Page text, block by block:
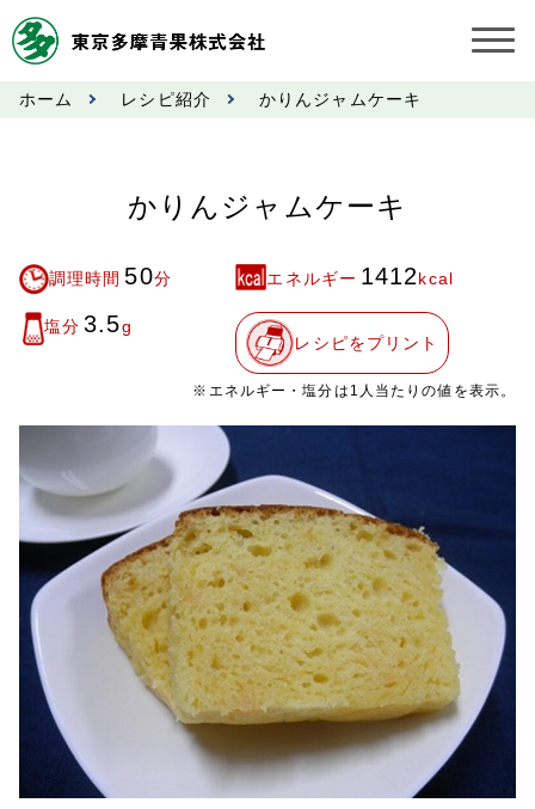
お知らせ
市況情報
奨励金受託手数料
営業日カレンダー
会社案内
多摩青果便り
採用情報
アクセス
ホーム レシピ紹介 かりんジャムケーキ
かりんジャムケーキ
調理時間 50分 エネルギー 1412kcal
塩分 3.5g
レシピをプリント
※エネルギー・塩分は1人当たりの値を表示。